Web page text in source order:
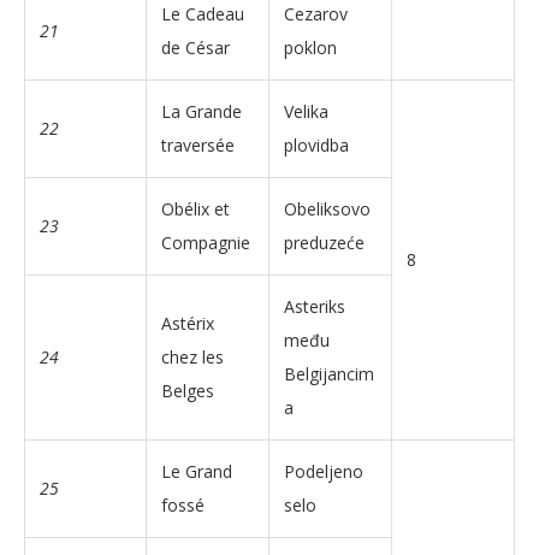
21
Le Cadeau
de César
Cezarov
poklon
22
La Grande
traversée
Velika
plovidba
8
23
Obélix et
Compagnie
Obeliksovo
preduzeće
24
Astérix
chez les
Belges
Asteriks
među
Belgijancim
a
25
Le Grand
fossé
Podeljeno
selo